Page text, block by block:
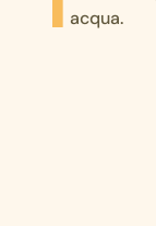
acqua.